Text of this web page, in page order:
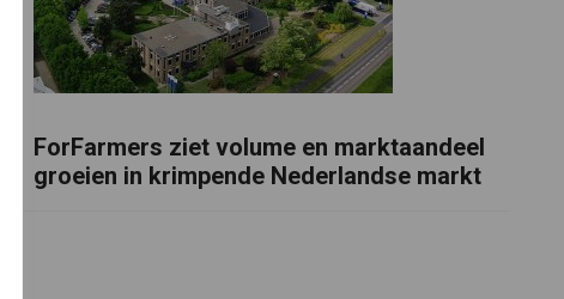
ForFarmers ziet volume en marktaandeel
groeien in krimpende Nederlandse markt